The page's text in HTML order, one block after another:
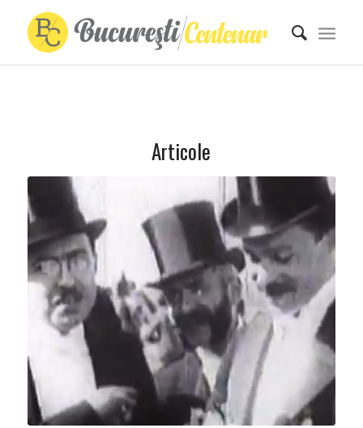
Articole